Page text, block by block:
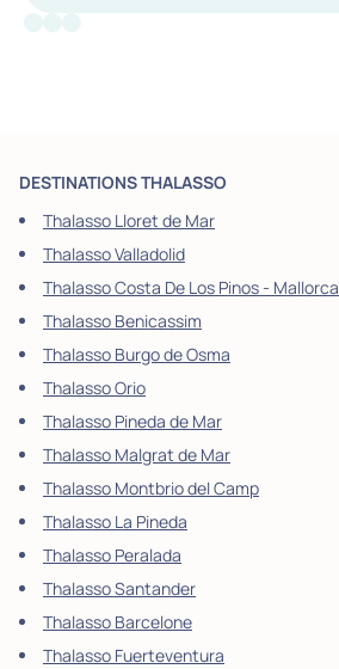
DESTINATIONS THALASSO
Thalasso Lloret de Mar
Thalasso Valladolid
Thalasso Costa De Los Pinos - Mallorca
Thalasso Benicassim
Thalasso Burgo de Osma
Thalasso Orio
Thalasso Pineda de Mar
Thalasso Malgrat de Mar
Thalasso Montbrio del Camp
Thalasso La Pineda
Thalasso Peralada
Thalasso Santander
Thalasso Barcelone
Thalasso Fuerteventura